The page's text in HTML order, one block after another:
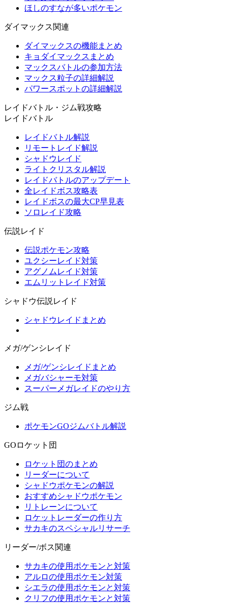
ほしのすなが多いポケモン
ダイマックス関連
ダイマックスの機能まとめ
キョダイマックスまとめ
マックスバトルの参加方法
マックス粒子の詳細解説
パワースポットの詳細解説
レイドバトル・ジム戦攻略
レイドバトル
レイドバトル解説
リモートレイド解説
シャドウレイド
ライトクリスタル解説
レイドバトルのアップデート
全レイドボス攻略表
レイドボスの最大CP早見表
ソロレイド攻略
伝説レイド
伝説ポケモン攻略
ユクシーレイド対策
アグノムレイド対策
エムリットレイド対策
シャドウ伝説レイド
シャドウレイドまとめ
メガ/ゲンシレイド
メガ/ゲンシレイドまとめ
メガバシャーモ対策
スーパーメガレイドのやり方
ジム戦
ポケモンGOジムバトル解説
GOロケット団
ロケット団のまとめ
リーダーについて
シャドウポケモンの解説
おすすめシャドウポケモン
リトレーンについて
ロケットレーダーの作り方
サカキのスペシャルリサーチ
リーダー/ボス関連
サカキの使用ポケモンと対策
アルロの使用ポケモン対策
シエラの使用ポケモンと対策
クリフの使用ポケモンと対策